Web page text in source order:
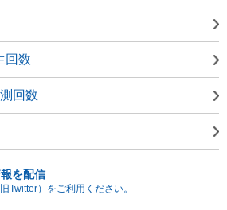
回数
回数
を配信
Twitter）をご利用ください。